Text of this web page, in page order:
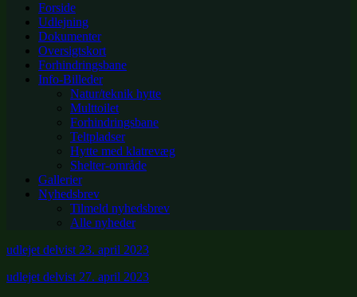
Forside
Udlejning
Dokumenter
Oversigtskort
Forhindringsbane
Info-Billeder
Natur/teknik hytte
Multtoilet
Forhindringsbane
Teltpladser
Hytte med klatrevæg
Shelter-område
Gallerier
Nyhedsbrev
Tilmeld nyhedsbrev
Alle nyheder
udlejet delvist 23. april 2023
udlejet delvist 27. april 2023